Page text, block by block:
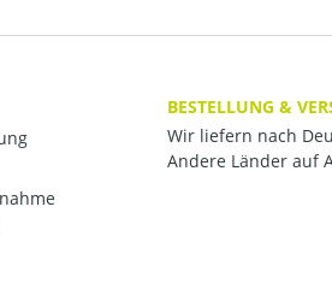
BESTELLUNG &
Wir liefern nach
Andere Länder auf